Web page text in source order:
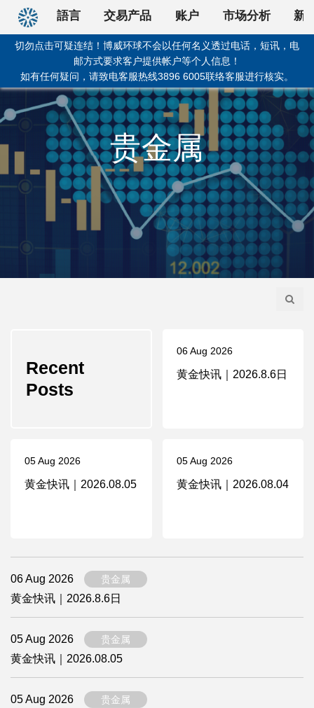
回首頁
語言 交易产品 账户 市场分析 新
切勿点击可疑连结！博威环球不会以任何名义透过电话，短讯，电
邮方式要求客户提供帐户等个人信息！
如有任何疑问，请致电客服热线3896 6005联络客服进行核实。
贵金属
Recent
Posts
06 Aug 2026
黄金快讯｜2026.8.6日
05 Aug 2026
黄金快讯｜2026.08.05
05 Aug 2026
黄金快讯｜2026.08.04
06 Aug 2026 贵金属
黄金快讯｜2026.8.6日
05 Aug 2026 贵金属
黄金快讯｜2026.08.05
05 Aug 2026 贵金属